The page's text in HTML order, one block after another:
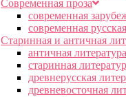
Современная проза
современная
современная
Старинная и античная
античная литература
старинная
древнерусская
древневосточная